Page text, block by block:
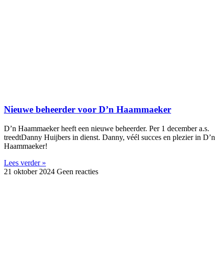
Nieuwe beheerder voor D’n Haammaeker
D’n Haammaeker heeft een nieuwe beheerder. Per 1 december a.s.
treedtDanny Huijbers in dienst. Danny, véél succes en plezier in D’n
Haammaeker!
Lees verder »
21 oktober 2024 Geen reacties